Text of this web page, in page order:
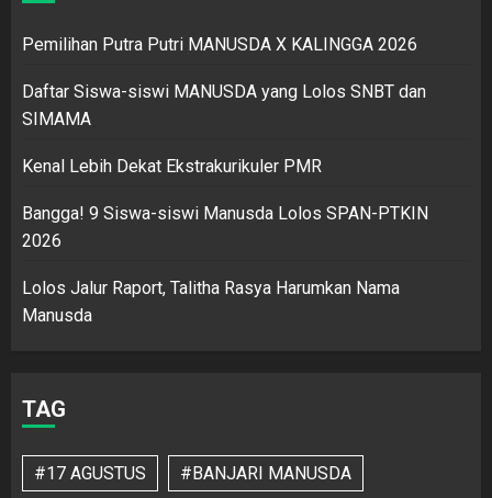
Pemilihan Putra Putri MANUSDA X KALINGGA 2026
Daftar Siswa-siswi MANUSDA yang Lolos SNBT dan
SIMAMA
Kenal Lebih Dekat Ekstrakurikuler PMR
Bangga! 9 Siswa-siswi Manusda Lolos SPAN-PTKIN
2026
Lolos Jalur Raport, Talitha Rasya Harumkan Nama
Manusda
TAG
#17 AGUSTUS #BANJARI MANUSDA